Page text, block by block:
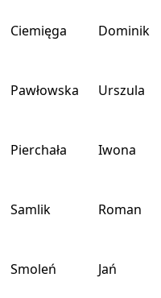
Ciemięga Dominik
Pawłowska Urszula
Pierchała Iwona
Samlik Roman
Smoleń Jań